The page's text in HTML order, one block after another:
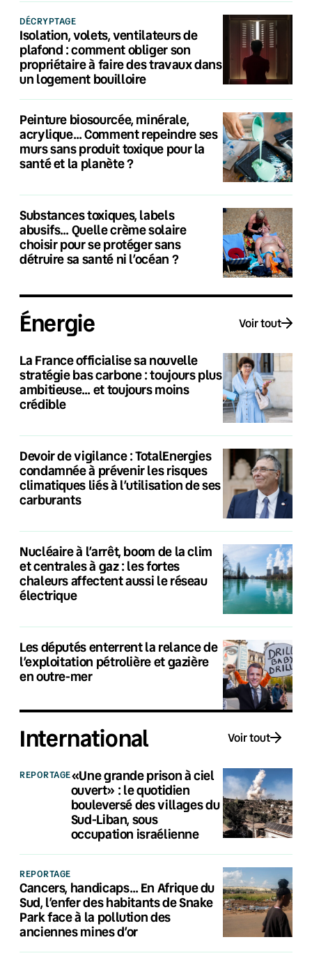
DÉCRYPTAGE
Isolation, volets, ventilateurs de
plafond : comment obliger son
propriétaire à faire des travaux dans
un logement bouilloire
Peinture biosourcée, minérale,
acrylique… Comment repeindre ses
murs sans produit toxique pour la
santé et la planète ?
Substances toxiques, labels
abusifs… Quelle crème solaire
choisir pour se protéger sans
détruire sa santé ni l’océan ?
Énergie Voir tout
La France officialise sa nouvelle
stratégie bas carbone : toujours plus
ambitieuse… et toujours moins
crédible
Devoir de vigilance : TotalEnergies
condamnée à prévenir les risques
climatiques liés à l’utilisation de ses
carburants
Nucléaire à l’arrêt, boom de la clim
et centrales à gaz : les fortes
chaleurs affectent aussi le réseau
électrique
Les députés enterrent la relance de
l’exploitation pétrolière et gazière
en outre-mer
International Voir tout
REPORTAGE«Une grande prison à ciel
ouvert» : le quotidien
bouleversé des villages du
Sud-Liban, sous
occupation israélienne
REPORTAGE
Cancers, handicaps… En Afrique du
Sud, l’enfer des habitants de Snake
Park face à la pollution des
anciennes mines d’or